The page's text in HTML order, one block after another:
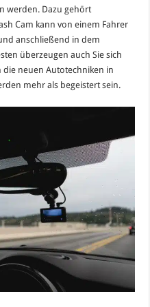
werden. Dazu gehört
Cam kann von einem Fahrer
anschließend in dem
überzeugen auch Sie sich
neuen Autotechniken in
mehr als begeistert sein.